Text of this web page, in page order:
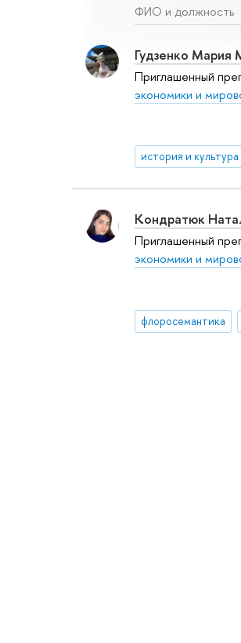
ФИО и должность
Гудзенко Мария
Приглашенный
экономики и
история и
Кондратюк
Приглашенный
экономики и
флоросемантика